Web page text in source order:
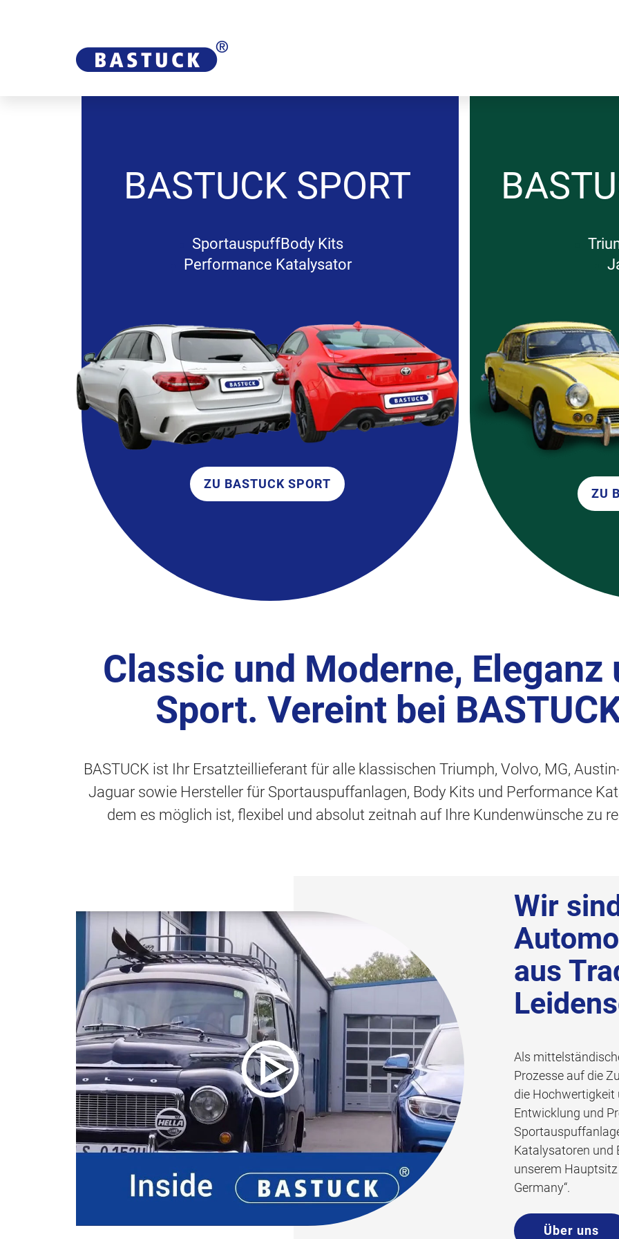
BASTUCK SPORT
SportauspuffBody Kits
Performance Katalysator
ZU BASTUCK SPORT
ZU
Classic und Moderne, Eleganz
Sport. Vereint bei
BASTUCK ist Ihr Ersatzteillieferant für alle klassischen Triumph, Volvo, MG,
Jaguar sowie Hersteller für Sportauspuffanlagen, Body Kits und Performance
dem es möglich ist, flexibel und absolut zeitnah auf Ihre Kundenwünsche zu
Wir
aus
Als
Prozesse auf die
die Hochwertigkeit
Entwicklung und
Katalysatoren und
unserem
Germany“.
Über uns